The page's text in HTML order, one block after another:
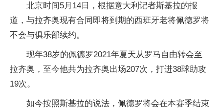
北京时间5月14日，根据意大利记者斯基拉的报
道，与拉齐奥现有合同即将到期的西班牙老将佩德罗将
不会与俱乐部续约。
现年38岁的佩德罗2021年夏天从罗马自由转会至
拉齐奥，至今他共为拉齐奥出场207次，打进38球助攻
19次。
如今按照斯基拉的说法，佩德罗将会在本赛季结束